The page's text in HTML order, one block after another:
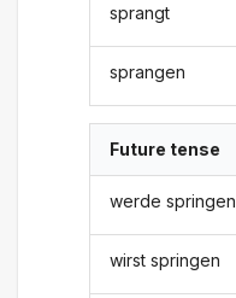
sprangt
sprangen
Future tense
werde springen
wirst springen